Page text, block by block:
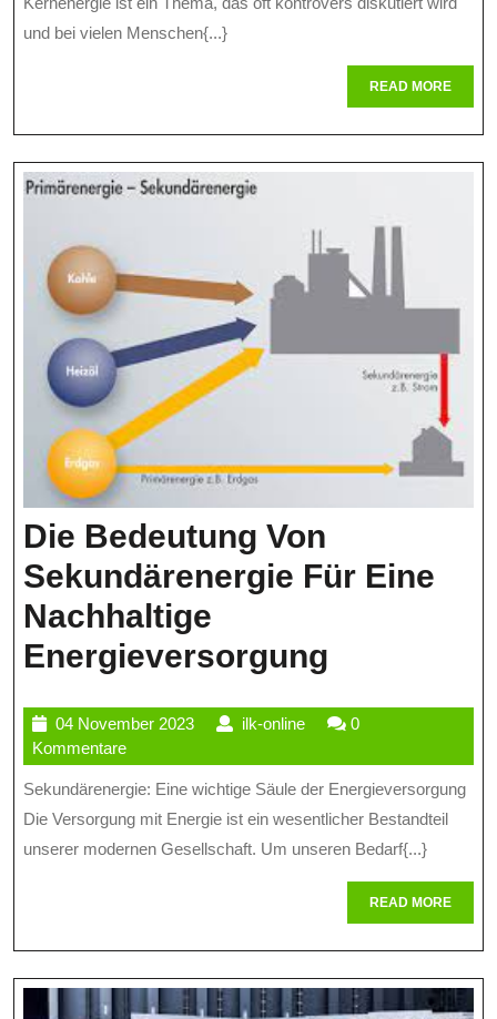
In
Der
Nuklearen
und bei vielen Menschen{...}
READ MOREREAD
MORE
Die Bedeutung Von
Sekundärenergie Für Eine
Nachhaltige
Energieversorgung
Von
Für
Eine
04 November 202304
2023
ilk-onlineilk-
0
Kommentare
Sekundärenergie: Eine wichtige Säule der Energieversorgung
Die Versorgung mit Energie ist ein wesentlicher Bestandteil
unserer modernen Gesellschaft. Um unseren Bedarf{...}
READ MOREREAD
MORE